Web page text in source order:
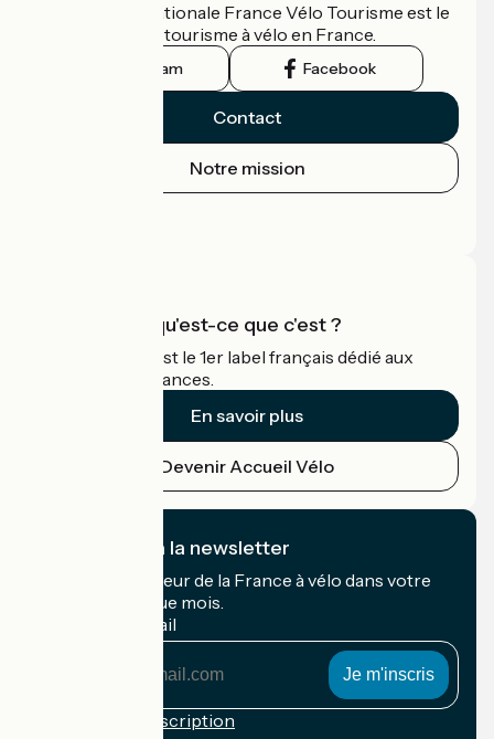
L'association nationale France Vélo Tourisme est le
guide officiel du tourisme à vélo en France.
Instagram Facebook
Contact
Notre mission
Accueil Vélo qu'est-ce que c'est ?
Accueil Vélo c'est le 1er label français dédié aux
cyclistes en vacances.
En savoir plus
Devenir Accueil Vélo
Je m'abonne à la newsletter
Recevez le meilleur de la France à vélo dans votre
boîte mail chaque mois.
Mon adresse mail
Conditions d'inscription